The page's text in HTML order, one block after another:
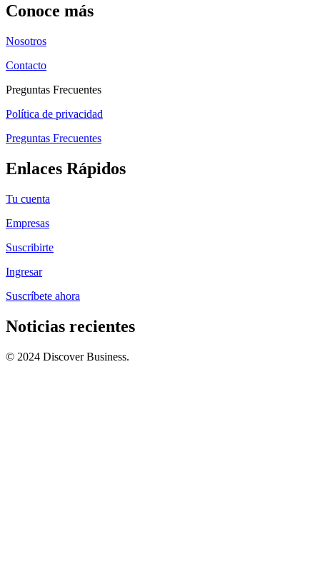
Conoce más
Nosotros
Contacto
Preguntas Frecuentes
Política de privacidad
Preguntas Frecuentes
Enlaces Rápidos
Tu cuenta
Empresas
Suscribirte
Ingresar
Suscríbete ahora
Noticias recientes
© 2024 Discover Business.